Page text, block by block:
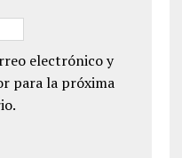
electrónico y
para la próxima